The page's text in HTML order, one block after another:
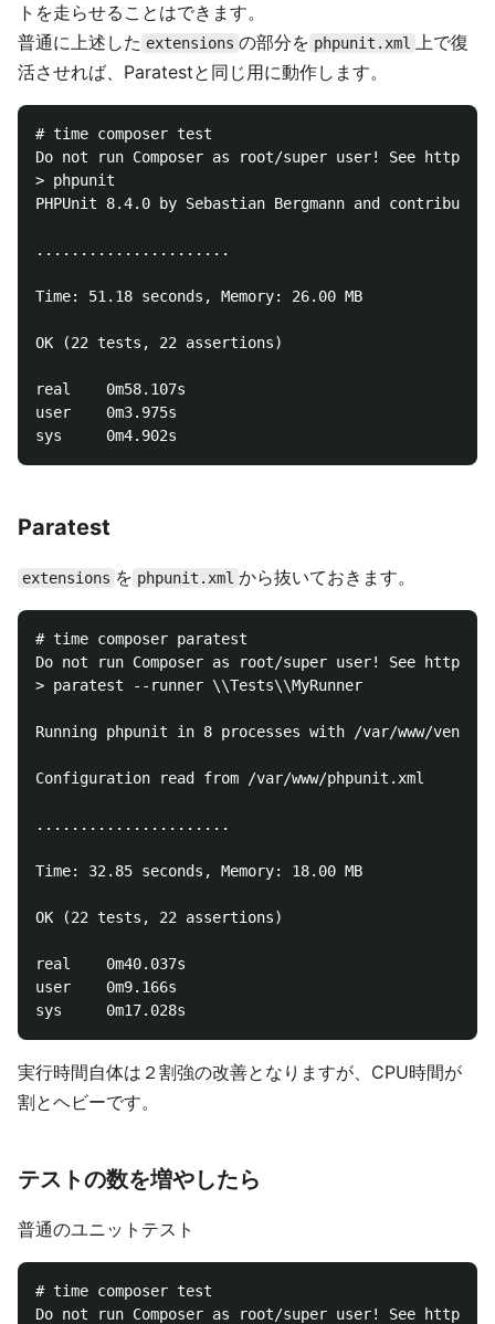
トを走らせることはできます。
普通に上述した extensions の部分を phpunit.xml 上で復
活させれば、Paratestと同じ用に動作します。
# time composer test
Do not run Composer as root/super user! See
> phpunit
PHPUnit 8.4.0 by Sebastian Bergmann and
......................
Time: 51.18 seconds, Memory: 26.00 MB
OK (22 tests, 22 assertions)
real    0m58.107s
user    0m3.975s
Paratest
extensions を phpunit.xml から抜いておきます。
# time composer paratest
Do not run Composer as root/super user! See
> paratest --runner \\Tests\\MyRunner
Running phpunit in 8 processes with /var/www/
Configuration read from /var/www/phpunit.xml
......................
Time: 32.85 seconds, Memory: 18.00 MB
OK (22 tests, 22 assertions)
real    0m40.037s
user    0m9.166s
実行時間自体は２割強の改善となりますが、CPU時間が
割とヘビーです。
テストの数を増やしたら
普通のユニットテスト
# time composer test
Do not run Composer as root/super user! See